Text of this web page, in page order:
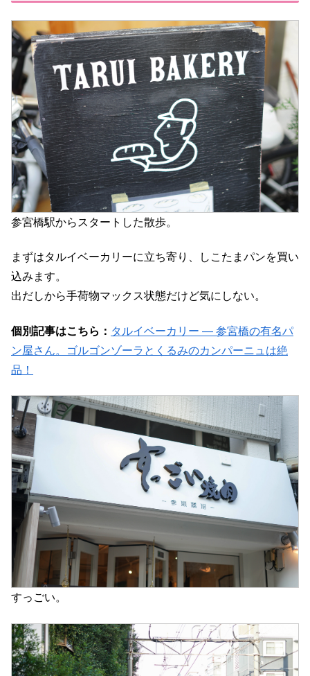
参宮橋駅からスタートした散歩。
まずはタルイベーカリーに立ち寄り、しこたまパンを買い
込みます。
出だしから手荷物マックス状態だけど気にしない。
個別記事はこちら： タルイベーカリー ― 参宮橋の有名パ
ン屋さん。ゴルゴンゾーラとくるみのカンパーニュは絶
品！
すっごい。